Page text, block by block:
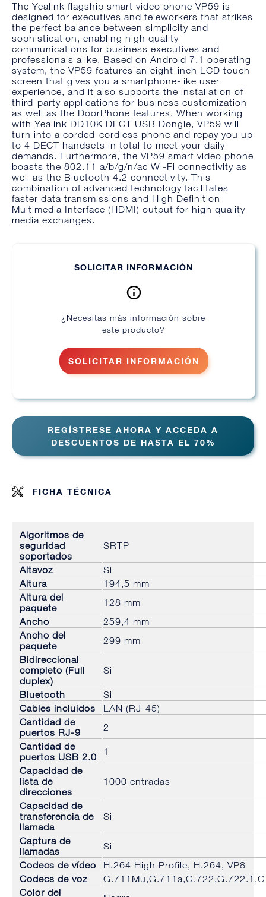
The Yealink flagship smart video phone VP59 is
designed for executives and teleworkers that strikes
the perfect balance between simplicity and
sophistication, enabling high quality
communications for business executives and
professionals alike. Based on Android 7.1 operating
system, the VP59 features an eight-inch LCD touch
screen that gives you a smartphone-like user
experience, and it also supports the installation of
third-party applications for business customization
as well as the DoorPhone features. When working
with Yealink DD10K DECT USB Dongle, VP59 will
turn into a corded-cordless phone and repay you up
to 4 DECT handsets in total to meet your daily
demands. Furthermore, the VP59 smart video phone
boasts the 802.11 a/b/g/n/ac Wi-Fi connectivity as
well as the Bluetooth 4.2 connectivity. This
combination of advanced technology facilitates
faster data transmissions and High Definition
Multimedia Interface (HDMI) output for high quality
media exchanges.
SOLICITAR INFORMACIÓN
¿Necesitas más información sobre
este producto?
SOLICITAR INFORMACIÓN
REGÍSTRESE AHORA Y ACCEDA A
DESCUENTOS DE HASTA EL 70%
FICHA TÉCNICA
Algoritmos de
seguridad
soportados
SRTP
Altavoz
Si
Altura
194,5 mm
Altura del
paquete
128 mm
Ancho
259,4 mm
Ancho del
paquete
299 mm
Bidireccional
completo (Full
duplex)
Si
Bluetooth
Si
Cables incluidos
LAN (RJ-45)
Cantidad de
puertos RJ-9
2
Cantidad de
puertos USB 2.0
1
Capacidad de
lista de
direcciones
1000 entradas
Capacidad de
transferencia de
llamada
Si
Captura de
llamadas
Si
Codecs de vídeo
H.264 High Profile, H.264, VP8
Codecs de voz
Color del